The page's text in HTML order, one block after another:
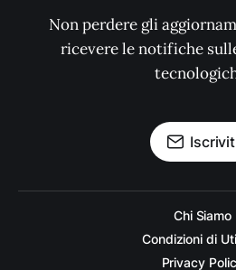
Non perdere gli
ricevere le notifiche
Chi Siamo
Condizioni di
Privacy